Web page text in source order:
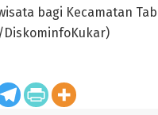
bagi Kecamatan